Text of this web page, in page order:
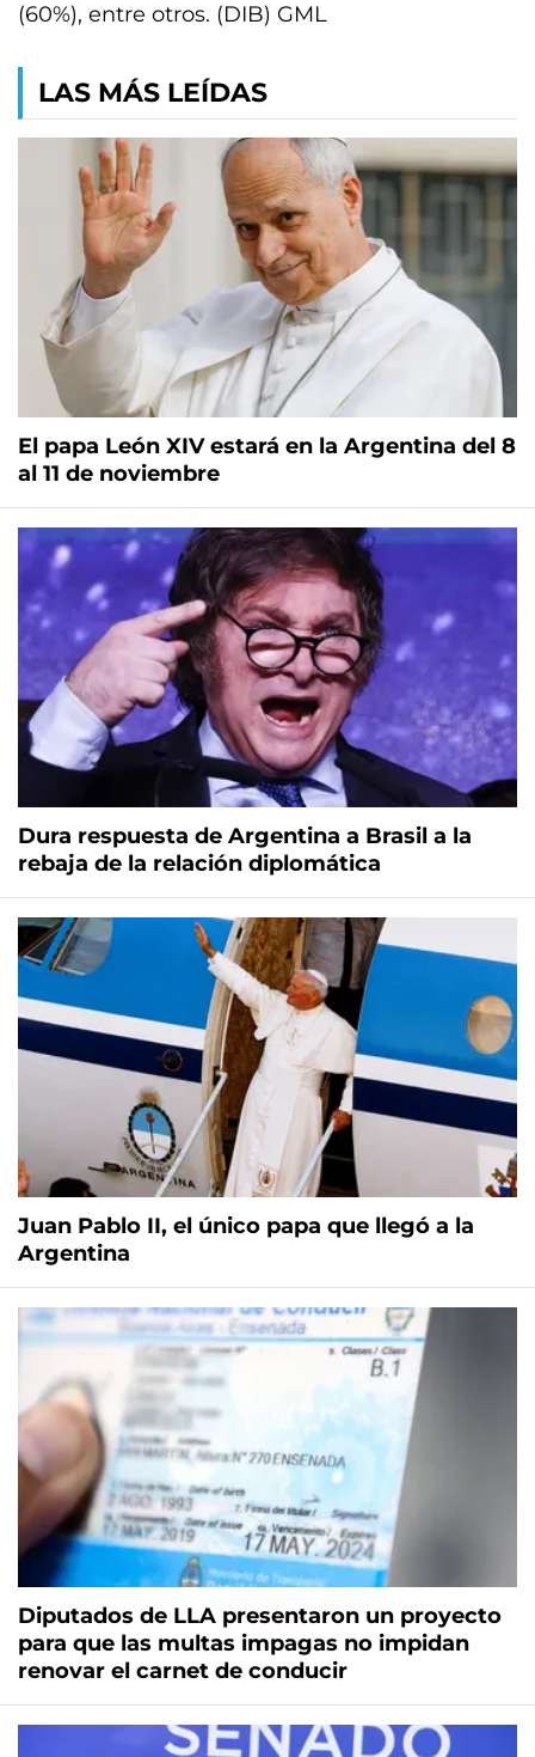
(60%), entre otros. (DIB) GML
LAS MÁS LEÍDAS
El papa León XIV estará en la Argentina del 8
al 11 de noviembre
Dura respuesta de Argentina a Brasil a la
rebaja de la relación diplomática
Juan Pablo II, el único papa que llegó a la
Argentina
Diputados de LLA presentaron un proyecto
para que las multas impagas no impidan
renovar el carnet de conducir